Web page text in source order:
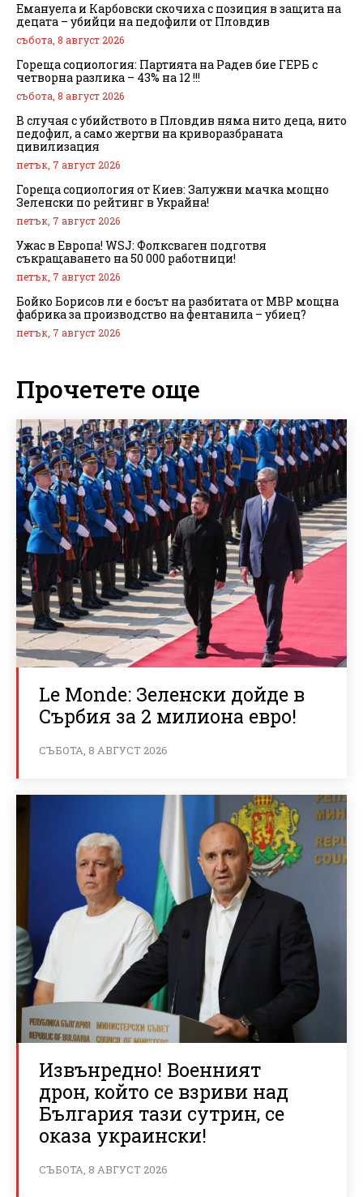
Емануела и Карбовски скочиха с позиция в защита на
децата – убийци на педофили от Пловдив
събота, 8 август 2026
Гореща социология: Партията на Радев бие ГЕРБ с
четворна разлика – 43% на 12 !!!
събота, 8 август 2026
В случая с убийството в Пловдив няма нито деца, нито
педофил, а само жертви на криворазбраната
цивилизация
петък, 7 август 2026
Гореща социология от Киев: Залужни мачка мощно
Зеленски по рейтинг в Украйна!
петък, 7 август 2026
Ужас в Европа! WSJ: Фолксваген подготвя
съкращаването на 50 000 работници!
петък, 7 август 2026
Бойко Борисов ли е босът на разбитата от МВР мощна
фабрика за производство на фентанила – убиец?
петък, 7 август 2026
Прочетете още
Le Monde: Зеленски дойде в
Сърбия за 2 милиона евро!
СЪБОТА, 8 АВГУСТ 2026
Извънредно! Военният
дрон, който се взриви над
България тази сутрин, се
оказа украински!
СЪБОТА, 8 АВГУСТ 2026